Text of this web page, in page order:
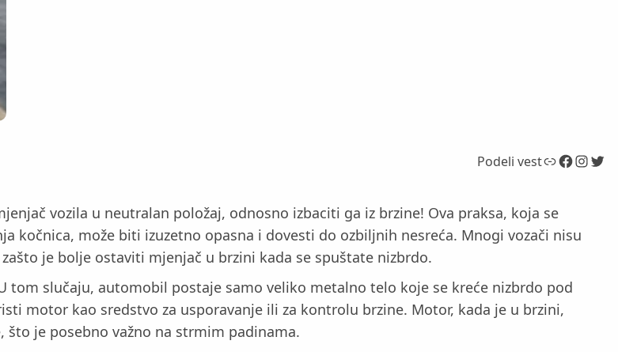
Podeli vestLink Facebook InstagramTwitter
vozila u neutralan položaj, odnosno izbaciti ga iz brzine! Ova praksa, koja se
kočnica, može biti izuzetno opasna i dovesti do ozbiljnih nesreća. Mnogi vozači nisu
je bolje ostaviti mjenjač u brzini kada se spuštate nizbrdo.
slučaju, automobil postaje samo veliko metalno telo koje se kreće nizbrdo pod
motor kao sredstvo za usporavanje ili za kontrolu brzine. Motor, kada je u brzini,
je posebno važno na strmim padinama.